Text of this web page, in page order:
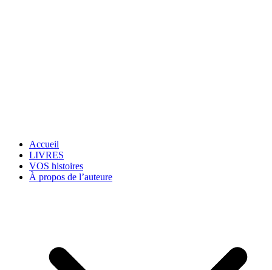
Accueil
LIVRES
VOS histoires
À propos de l’auteure